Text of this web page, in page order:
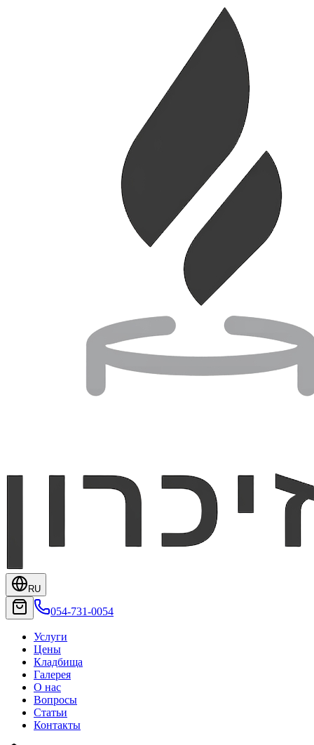
RU
054-731-0054
Услуги
Цены
Кладбища
Галерея
О нас
Вопросы
Статьи
Контакты